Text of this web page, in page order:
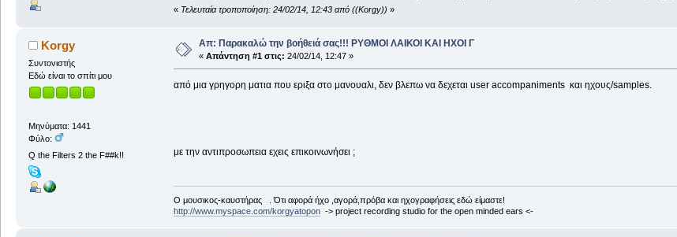
« Τελευταία τροποποίηση: 24/02/14, 12:43 από ((Korgy)) »
Korgy
Συντονιστής
Εδώ είναι το σπίτι μου
Μηνύματα: 1441
Φύλο:
Q the Filters 2 the F##k!!
Απ: Παρακαλώ την βοήθειά σας!!! ΡΥΘΜΟΙ ΛΑΙΚΟΙ ΚΑΙ ΗΧΟΙ Γ
« Απάντηση #1 στις: 24/02/14, 12:47 »
από μια γρηγορη ματια που εριξα στο μανουαλι, δεν βλεπω να δεχεται user accompaniments και ηχους/samples.
με την αντιπροσωπεια εχεις επικοινωνήσει ;
Ο μουσικος-καυστήρας . Ότι αφορά ήχο ,αγορά,πρόβα και ηχογραφήσεις εδώ είμαστε!
http://www.myspace.com/korgyatopon-> project recording studio for the open minded ears <-